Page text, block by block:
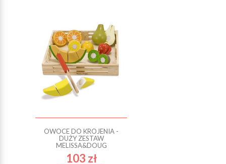
OWOCE DO KROJENIA -
DUŻY ZESTAW
MELISSA&DOUG
103 zł